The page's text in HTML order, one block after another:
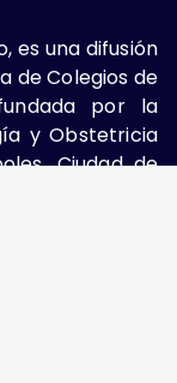
es una difusión
de Colegios de
por la
y Obstetricia
Ciudad de